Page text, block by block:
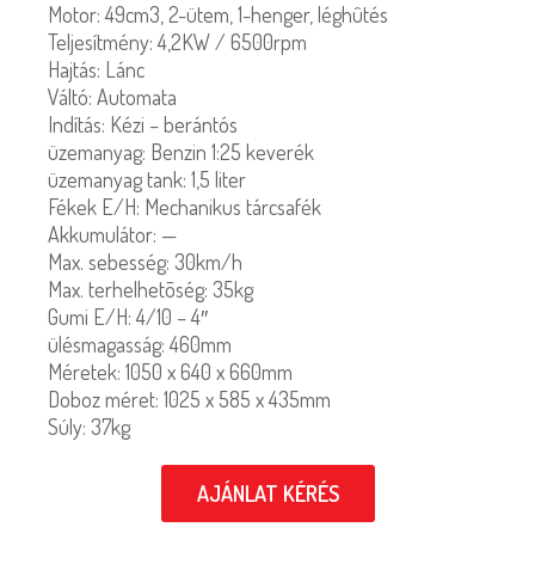
Motor: 49cm3, 2-ütem, 1-henger, léghûtés
Teljesítmény: 4,2KW / 6500rpm
Hajtás: Lánc
Váltó: Automata
Indítás: Kézi – berántós
üzemanyag: Benzin 1:25 keverék
üzemanyag tank: 1,5 liter
Fékek E/H: Mechanikus tárcsafék
Akkumulátor: —
Max. sebesség: 30km/h
Max. terhelhetõség: 35kg
Gumi E/H: 4/10 – 4″
ülésmagasság: 460mm
Méretek: 1050 x 640 x 660mm
Doboz méret: 1025 x 585 x 435mm
Súly: 37kg
AJÁNLAT KÉRÉS